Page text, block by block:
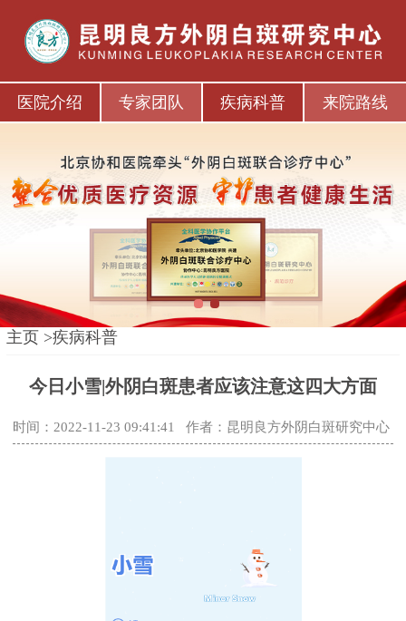
医院介绍 专家团队 疾病科普 来院路线
主页 >疾病科普
今日小雪|外阴白斑患者应该注意这四大方面
时间：2022-11-23 09:41:41 作者：昆明良方外阴白斑研究中心